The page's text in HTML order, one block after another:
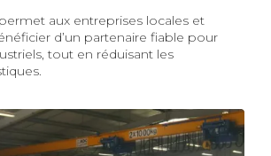
aux entreprises locales et
d’un partenaire fiable pour
tout en réduisant les